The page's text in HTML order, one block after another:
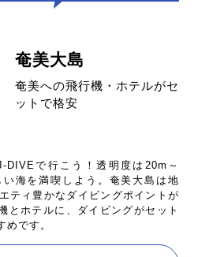
奄美大島
奄美への飛行機・ホテルがセ
ットで格安
DIVEで行こう！透明度は20m～
海を満喫しよう。奄美大島は地
ティ豊かなダイビングポイントが
とホテルに、ダイビングがセット
めです。